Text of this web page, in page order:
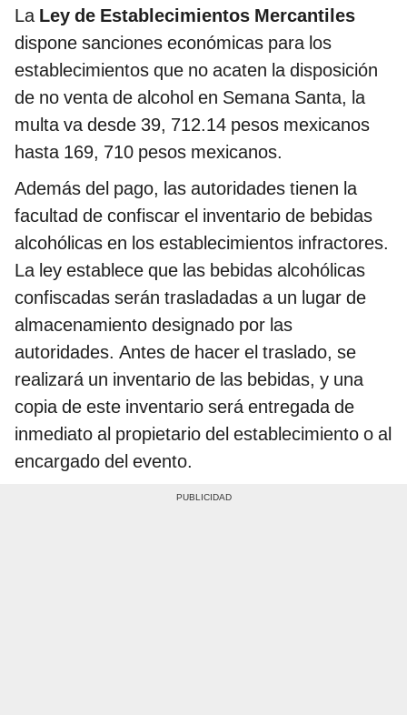
La Ley de Establecimientos Mercantiles
dispone sanciones económicas para los
establecimientos que no acaten la disposición
de no venta de alcohol en Semana Santa, la
multa va desde 39, 712.14 pesos mexicanos
hasta 169, 710 pesos mexicanos.
Además del pago, las autoridades tienen la
facultad de confiscar el inventario de bebidas
alcohólicas en los establecimientos infractores.
La ley establece que las bebidas alcohólicas
confiscadas serán trasladadas a un lugar de
almacenamiento designado por las
autoridades. Antes de hacer el traslado, se
realizará un inventario de las bebidas, y una
copia de este inventario será entregada de
inmediato al propietario del establecimiento o al
encargado del evento.